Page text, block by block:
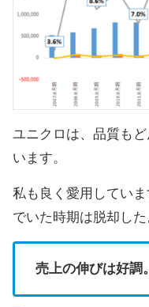
ユニクロは、品質も
います。
私も良く愛用してい
でいた時期は脱却した
売上の伸びは好調